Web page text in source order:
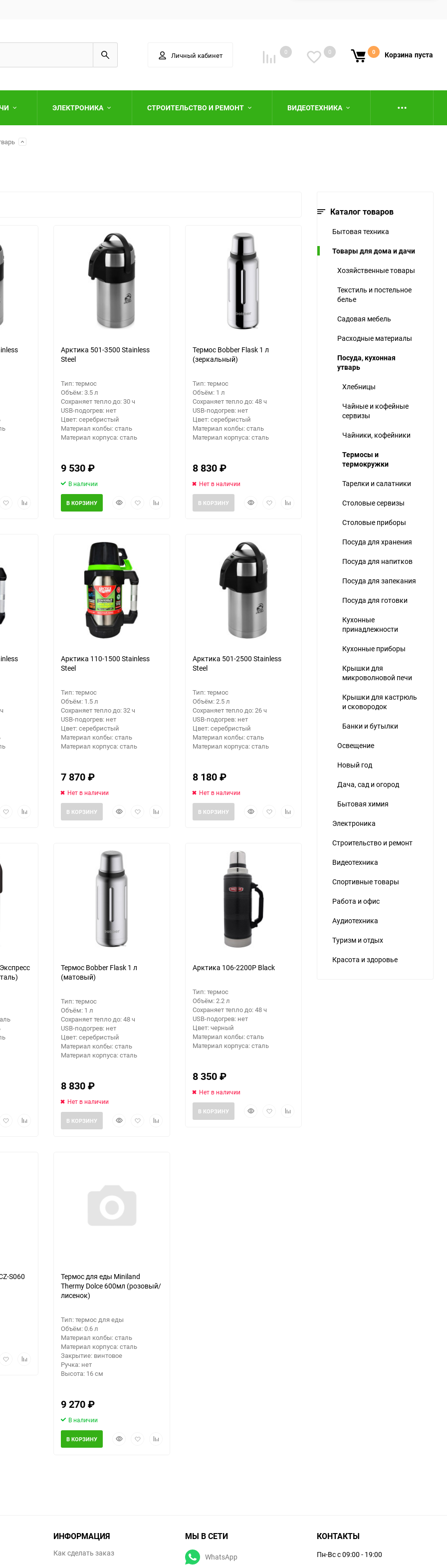
Личный кабинет 0 0 0 Корзина пуста
Выберите категорию
Выберите категорию
ЭЛЕКТРОНИКА СТРОИТЕЛЬСТВО И РЕМОНТ
Выберите категорию
ВИДЕОТЕХНИКА
ДобавитьДобавить
Арктика 501-3500 Stainless
Steel
Тип: термос
Объём: 3.5 л
Сохраняет тепло до: 30 ч
USB-подогрев: нет
Цвет: серебристый
Материал колбы: сталь
Материал корпуса: сталь
9 530₽
В наличии
БыстрыйДобавитьДобавить
В КОРЗИНУ
Термос Bobber Flask 1 л
(зеркальный)
Тип: термос
Объём: 1 л
Сохраняет тепло до: 48 ч
USB-подогрев: нет
Цвет: серебристый
Материал колбы: сталь
Материал корпуса: сталь
8 830₽
Нет в наличии
БыстрыйДобавитьДобавить
В КОРЗИНУ
ДобавитьДобавить
Арктика 110-1500 Stainless
Steel
Тип: термос
Объём: 1.5 л
Сохраняет тепло до: 32 ч
USB-подогрев: нет
Цвет: серебристый
Материал колбы: сталь
Материал корпуса: сталь
7 870₽
Нет в наличии
БыстрыйДобавитьДобавить
В КОРЗИНУ
Арктика 501-2500 Stainless
Steel
Тип: термос
Объём: 2.5 л
Сохраняет тепло до: 26 ч
USB-подогрев: нет
Цвет: серебристый
Материал колбы: сталь
Материал корпуса: сталь
8 180₽
Нет в наличии
БыстрыйДобавитьДобавить
В КОРЗИНУ
ДобавитьДобавить
Термос Bobber Flask 1 л
(матовый)
Тип: термос
Объём: 1 л
Сохраняет тепло до: 48 ч
USB-подогрев: нет
Цвет: серебристый
Материал колбы: сталь
Материал корпуса: сталь
8 830₽
Нет в наличии
БыстрыйДобавитьДобавить
В КОРЗИНУ
Арктика 106-2200P Black
Тип: термос
Объём: 2.2 л
Сохраняет тепло до: 48 ч
USB-подогрев: нет
Цвет: черный
Материал колбы: сталь
Материал корпуса: сталь
8 350₽
Нет в наличии
БыстрыйДобавитьДобавить
В КОРЗИНУ
S060
ДобавитьДобавить
Термос для еды Miniland
Thermy Dolce 600мл (розовый/
лисенок)
Тип: термос для еды
Объём: 0.6 л
Материал колбы: сталь
Материал корпуса: сталь
Закрытие: винтовое
Ручка: нет
Высота: 16 см
9 270₽
В наличии
БыстрыйДобавитьДобавить
В КОРЗИНУ
Каталог товаров
Бытовая техника
Товары для дома и дачи
Хозяйственные товары
Текстиль и постельное
белье
Садовая мебель
Расходные материалы
Посуда, кухонная
утварь
Хлебницы
Чайные и кофейные
сервизы
Чайники, кофейники
Термосы и
термокружки
Тарелки и салатники
Столовые сервизы
Столовые приборы
Посуда для хранения
Посуда для напитков
Посуда для запекания
Посуда для готовки
Кухонные
принадлежности
Кухонные приборы
Крышки для
микроволновой печи
Крышки для кастрюль
и сковородок
Банки и бутылки
Освещение
Новый год
Дача, сад и огород
Бытовая химия
Электроника
Строительство и ремонт
Видеотехника
Спортивные товары
Работа и офис
Аудиотехника
Туризм и отдых
Красота и здоровье
ИНФОРМАЦИЯ
Как сделать заказ
МЫ В СЕТИ
WhatsApp
КОНТАКТЫ
Пн-Вс с 09:00 - 19:00